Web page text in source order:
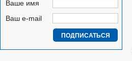
Ваше имя
Ваш e-mail